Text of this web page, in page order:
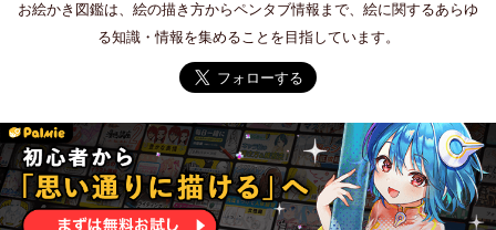
お絵かき図鑑は、絵の描き方からペンタブ情報まで、絵に関するあらゆ
る知識・情報を集めることを目指しています。